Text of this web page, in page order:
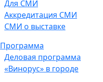
Для СМИ
Аккредитация СМИ
СМИ о выставке
Программа
Деловая программа
«Винорус» в городе